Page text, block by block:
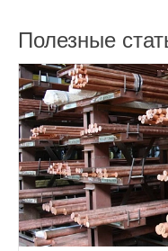
Полезные